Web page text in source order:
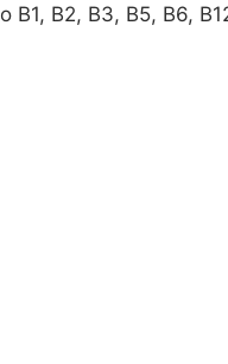
B2, B3, B5, B6,